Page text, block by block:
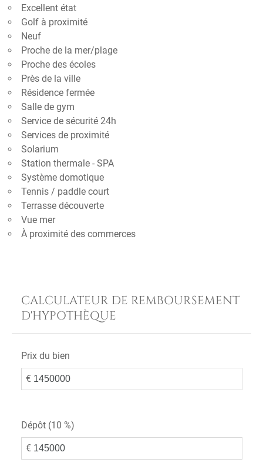
Excellent état
Golf à proximité
Neuf
Proche de la mer/plage
Proche des écoles
Près de la ville
Résidence fermée
Salle de gym
Service de sécurité 24h
Services de proximité
Solarium
Station thermale - SPA
Système domotique
Tennis / paddle court
Terrasse découverte
Vue mer
À proximité des commerces
CALCULATEUR DE REMBOURSEMENT
D'HYPOTHÈQUE
Prix du bien
€
Dépôt (10 %)
€